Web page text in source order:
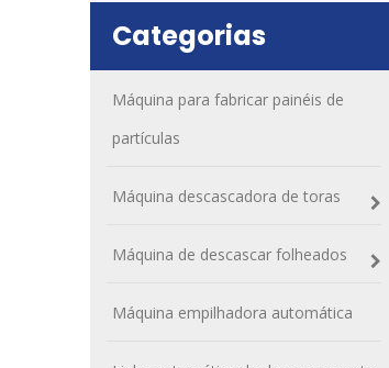
Categorias
Máquina para fabricar painéis de
partículas
Máquina descascadora de toras
Máquina de descascar folheados
Máquina empilhadora automática